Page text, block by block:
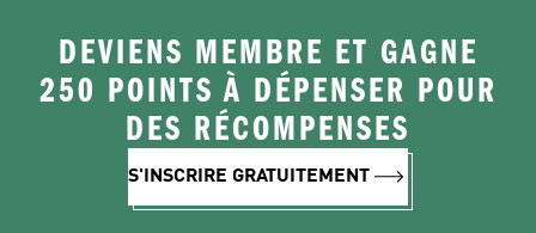
DEVIENS MEMBRE ET GAGNE
250 POINTS À DÉPENSER POUR
DES RÉCOMPENSES
S'INSCRIRE GRATUITEMENT